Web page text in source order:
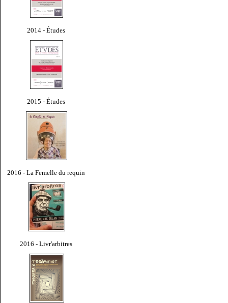
2014 - Études
2015 - Études
2016 - La Femelle du requin
2016 - Livr'arbitres